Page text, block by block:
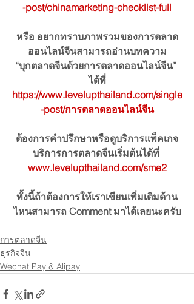
-post/chinamarketing-checklist-full
หรือ อยากทราบภาพรวมของการตลาด
ออนไลน์จีนสามารถอ่านบทความ
“บุกตลาดจีนด้วยการตลาดออนไลน์จีน”
ได้ที่
https://www.levelupthailand.com/single
-post/การตลาดออนไลน์จีน
ต้องการคำปรึกษาหรือดูบริการแพ็คเกจ
บริการการตลาดจีนเริ่มต้นได้ที่
www.levelupthailand.com/sme2
ทั้งนี้ถ้าต้องการให้เราเขียนเพิ่มเติมด้าน
ไหนสามารถ Comment มาได้เลยนะครับ
การตลาดจีน
ธุรกิจจีน
Wechat Pay & Alipay